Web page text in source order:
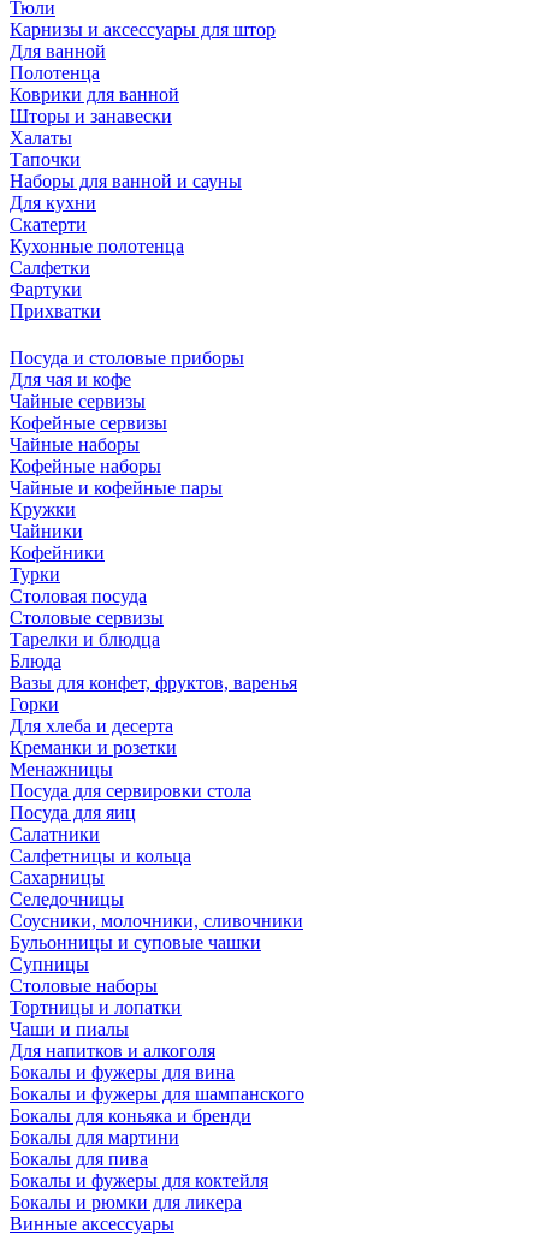
Тюли
Карнизы и аксессуары для штор
Для ванной
Полотенца
Коврики для ванной
Шторы и занавески
Халаты
Тапочки
Наборы для ванной и сауны
Для кухни
Скатерти
Кухонные полотенца
Салфетки
Фартуки
Прихватки
Посуда и столовые приборы
Для чая и кофе
Чайные сервизы
Кофейные сервизы
Чайные наборы
Кофейные наборы
Чайные и кофейные пары
Кружки
Чайники
Кофейники
Турки
Столовая посуда
Столовые сервизы
Тарелки и блюдца
Блюда
Вазы для конфет, фруктов, варенья
Горки
Для хлеба и десерта
Креманки и розетки
Менажницы
Посуда для сервировки стола
Посуда для яиц
Салатники
Салфетницы и кольца
Сахарницы
Селедочницы
Соусники, молочники, сливочники
Бульонницы и суповые чашки
Супницы
Столовые наборы
Тортницы и лопатки
Чаши и пиалы
Для напитков и алкоголя
Бокалы и фужеры для вина
Бокалы и фужеры для шампанского
Бокалы для коньяка и бренди
Бокалы для мартини
Бокалы для пива
Бокалы и фужеры для коктейля
Бокалы и рюмки для ликера
Винные аксессуары